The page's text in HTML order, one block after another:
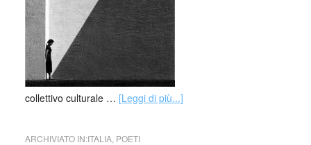
collettivo culturale … [Leggi di più...]
ARCHIVIATO IN:ITALIA, POETI